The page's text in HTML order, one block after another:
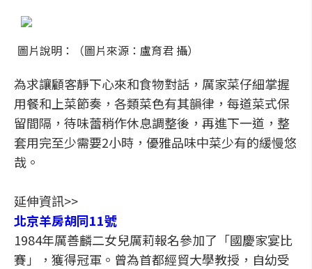
圖片說明：（圖片來源：盧育君 攝）
為求讓顧客靜下心來和食物對話，厲家菜仔細掌握
用餐和上菜節奏，各類菜色有其韻律，每道菜式保
留間隔，待味蕾稍作休息調整後，再進下一道，整
套用完至少需要2小時，優雅品味中菜少有的緩慢悠
哉。
延伸資訊>>
北京羊房胡同11號
1984年厲善麟二女兒厲莉報名參加了「國慶家宴比
賽」，獲得冠軍。曾為首都經貿大學教授，自幼受